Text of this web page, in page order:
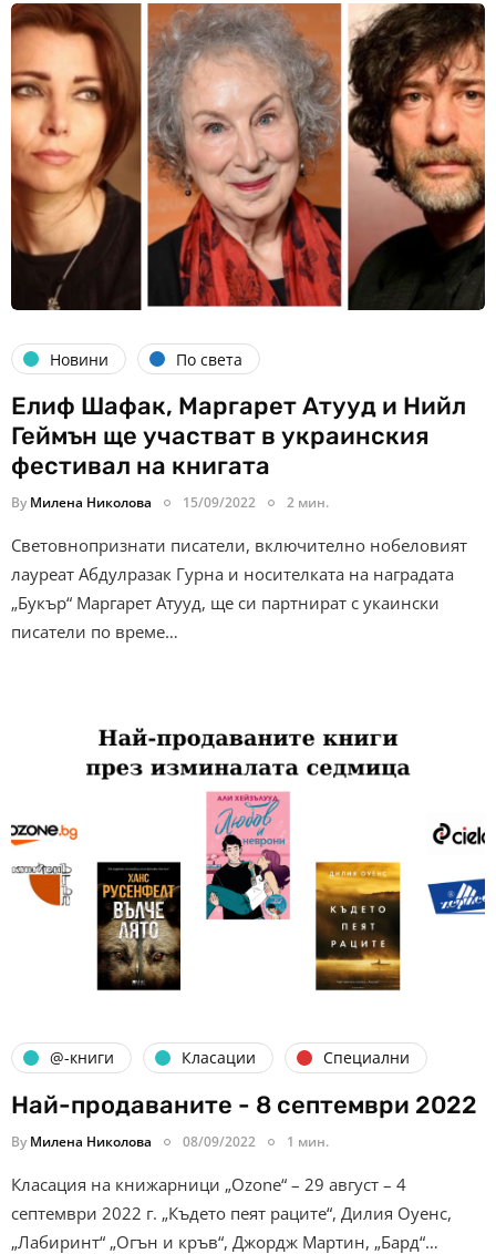
Новини По света
Елиф Шафак, Маргарет Атууд и Нийл
Геймън ще участват в украинския
фестивал на книгата
By Милена Николова 15/09/2022 2 мин.
Световнопризнати писатели, включително нобеловият
лауреат Абдулразак Гурна и носителката на наградата
„Букър“ Маргарет Атууд, ще си партнират с укаински
писатели по време…
@-книги Класации Специални
Най-продаваните - 8 септември 2022
By Милена Николова 08/09/2022 1 мин.
Класация на книжарници „Ozone“ – 29 август – 4
септември 2022 г. „Където пеят раците“, Дилия Оуенс,
„Лабиринт“ „Огън и кръв“, Джордж Мартин, „Бард“…